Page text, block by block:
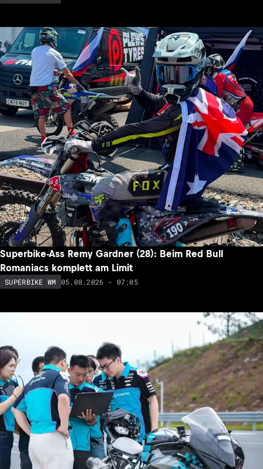
Superbike-Ass Remy Gardner (28): Beim Red Bull
Romaniacs komplett am Limit
SUPERBIKE WM 05.08.2026 - 07:05